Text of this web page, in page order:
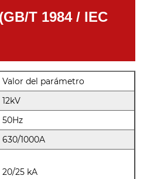
T 1984 / IEC
Valor del parámetro
12kV
50Hz
630/1000A
20/25 kA